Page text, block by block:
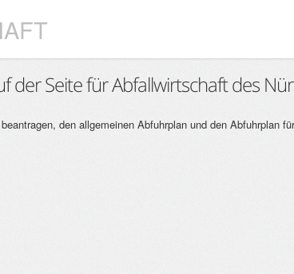
der Seite für Abfallwirtschaft des
den allgemeinen Abfuhrplan und den Abfuhrplan